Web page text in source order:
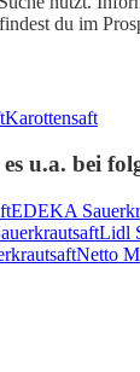
du im
Karottensaft
u.a. bei
EDEKA
Lidl
Netto